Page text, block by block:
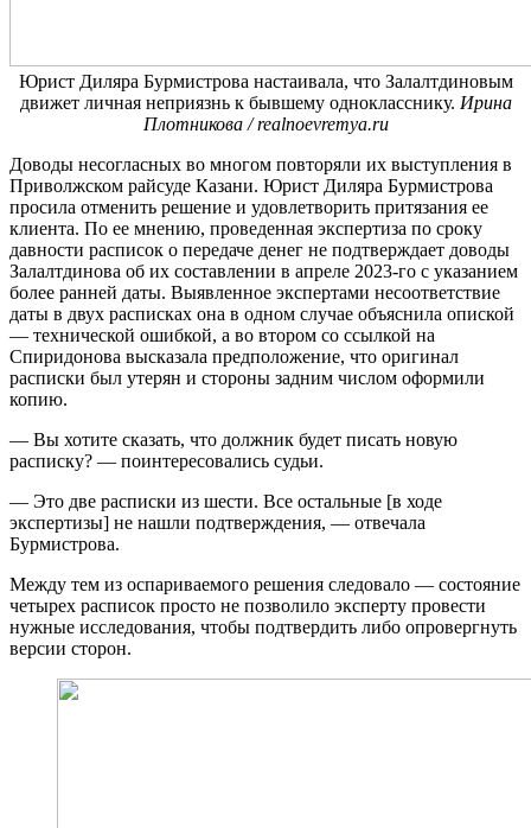
Юрист Диляра Бурмистрова настаивала, что Залалтдиновым
движет личная неприязнь к бывшему однокласснику. Ирина
Плотникова / realnoevremya.ru
Доводы несогласных во многом повторяли их выступления в
Приволжском райсуде Казани. Юрист Диляра Бурмистрова
просила отменить решение и удовлетворить притязания ее
клиента. По ее мнению, проведенная экспертиза по сроку
давности расписок о передаче денег не подтверждает доводы
Залалтдинова об их составлении в апреле 2023-го с указанием
более ранней даты. Выявленное экспертами несоответствие
даты в двух расписках она в одном случае объяснила опиской
— технической ошибкой, а во втором со ссылкой на
Спиридонова высказала предположение, что оригинал
расписки был утерян и стороны задним числом оформили
копию.
— Вы хотите сказать, что должник будет писать новую
расписку? — поинтересовались судьи.
— Это две расписки из шести. Все остальные [в ходе
экспертизы] не нашли подтверждения, — отвечала
Бурмистрова.
Между тем из оспариваемого решения следовало — состояние
четырех расписок просто не позволило эксперту провести
нужные исследования, чтобы подтвердить либо опровергнуть
версии сторон.